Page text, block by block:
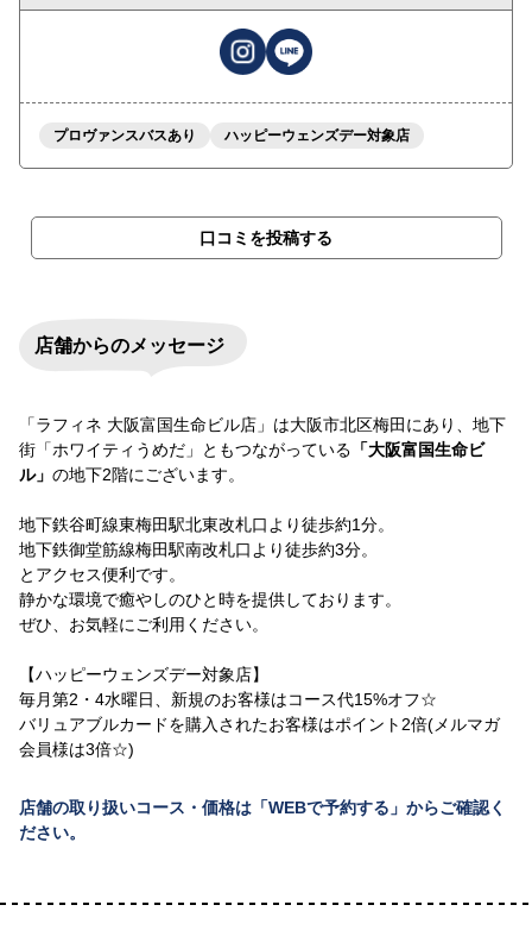
プロヴァンスバスあり ハッピーウェンズデー対象店
口コミを投稿する
店舗からのメッセージ
「ラフィネ 大阪富国生命ビル店」は大阪市北区梅田にあり、地下
街「ホワイティうめだ」ともつながっている 「大阪富国生命ビ
ル」 の地下2階にございます。
地下鉄谷町線東梅田駅北東改札口より徒歩約1分。
地下鉄御堂筋線梅田駅南改札口より徒歩約3分。
とアクセス便利です。
静かな環境で癒やしのひと時を提供しております。
ぜひ、お気軽にご利用ください。
【ハッピーウェンズデー対象店】
毎月第2・4水曜日、新規のお客様はコース代15%オフ☆
バリュアブルカードを購入されたお客様はポイント2倍(メルマガ
会員様は3倍☆)
店舗の取り扱いコース・価格は「WEBで予約する」からご確認く
ださい。